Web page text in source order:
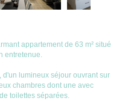
appartement de 63 m² situé
entretenue.
d'un lumineux séjour ouvrant sur
chambres dont une avec
toilettes séparées.